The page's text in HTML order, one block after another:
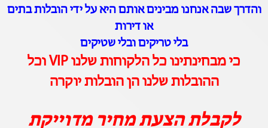
והדרך שבה אנחנו מבינים אותם היא על ידי הובלות בתים
או דירות
בלי טריקים ובלי שטיקים
כי מבחינתינו כל הלקוחות שלנו VIP וכל
ההובלות שלנו הן הובלות יוקרה
לקבלת הצעת מחיר מדוייקת